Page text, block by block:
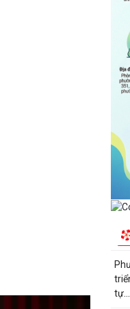
lệ
tự...